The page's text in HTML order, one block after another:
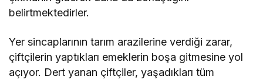
belirtmektedirler.
Yer sincaplarının tarım arazilerine verdiği zarar,
çiftçilerin yaptıkları emeklerin boşa gitmesine yol
açıyor. Dert yanan çiftçiler, yaşadıkları tüm